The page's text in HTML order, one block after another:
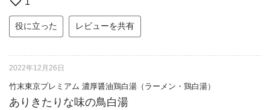
役に立った レビューを共有
2022年12月26日
竹末東京プレミアム 濃厚醤油鶏白湯（ラーメン・鶏白湯）
ありきたりな味の鳥白湯